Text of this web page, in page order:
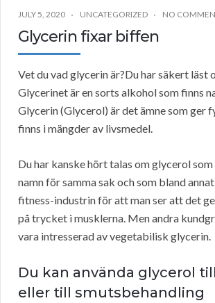
JULY 5, 2020 UNCATEGORIZED NO
Glycerin fixar biffen
Vet du vad glycerin är?Du har säkert läst
Glycerinet är en sorts alkohol som finns
Glycerin (Glycerol) är det ämne som ger
finns i mängder av livsmedel.
Du har kanske hört talas om glycerol
namn för samma sak och som bland
fitness-industrin för att man ser att det
på trycket i musklerna. Men andra
vara intresserad av vegetabilisk glycerin.
Du kan använda glycerol
eller till smutsbehandling